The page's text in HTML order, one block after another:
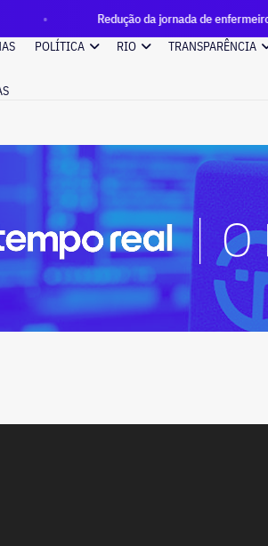
Redução da jornada de enfermeiros da Uerj
POLÍTICA RIO TRANSPARÊNCIA